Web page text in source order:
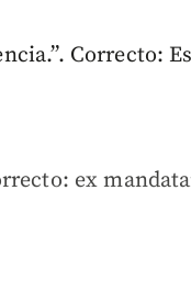
Correcto:
ex